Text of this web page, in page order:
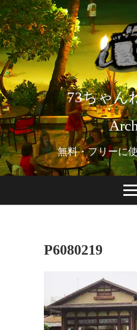
73ちゃん
無料・フリーに
P6080219